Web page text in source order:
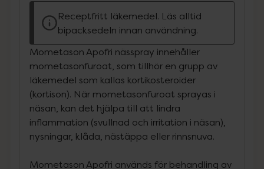
Receptfritt läkemedel. Läs alltid
bipacksedeln innan användning.
Mometason Apofri nässpray innehåller
mometasonfuroat, som tillhör en grupp av
läkemedel som kallas kortikosteroider
(kortison). När mometasonfuroat sprayas i
näsan, kan det hjälpa till att lindra
inflammation (svullnad och irritation i näsan),
nysningar, klåda, nästäppa eller rinnsnuva.
Mometason Apofri används för behandling av